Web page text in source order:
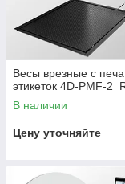
Весы
Такие весы
Весы врезные с
этикеток 4D-PMF-
В наличии
Цену уточняйте